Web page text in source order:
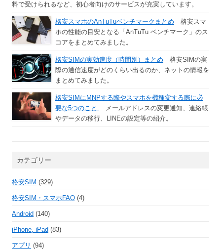
料で受けられるなど、初心者向けのサービスが充実しています。
格安スマホのAnTuTuベンチマークまとめ 格安スマ
ホの性能の目安となる「AnTuTu ベンチマーク」のス
コアをまとめてみました。
格安SIMの実効速度（時間別）まとめ 格安SIMの実
際の通信速度がどのくらい出るのか、ネットの情報を
まとめてみました。
格安SIMにMNPする際やスマホを機種変する際に必
要な5つのこと
メールアドレスの変更通知、連絡帳
やデータの移行、LINEの設定等の紹介。
カテゴリー
格安SIM (329)
格安SIM・スマホFAQ (4)
Android (140)
iPhone, iPad (83)
アプリ (94)